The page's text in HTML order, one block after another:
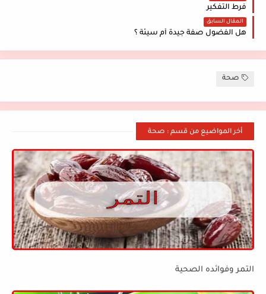
فرط التفكير
المقال السابق
هل الفضول صفة جيدة أم سيئة ؟
صحة
أخر المواضيع من قسم : صحة
التمر وفوائده الصحية